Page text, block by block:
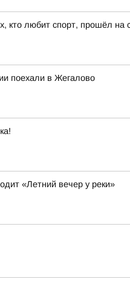
кто любит спорт, прошёл на
поехали в Жегалово
«Летний вечер у реки»